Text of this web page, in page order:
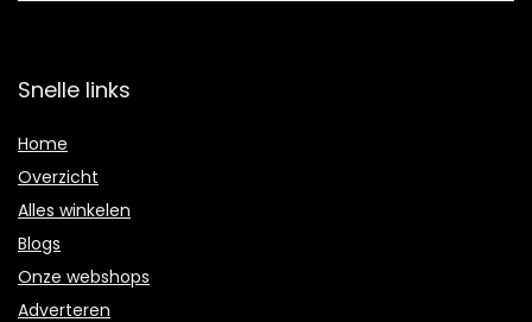
Snelle links
Home
Overzicht
Alles winkelen
Blogs
Onze webshops
Adverteren